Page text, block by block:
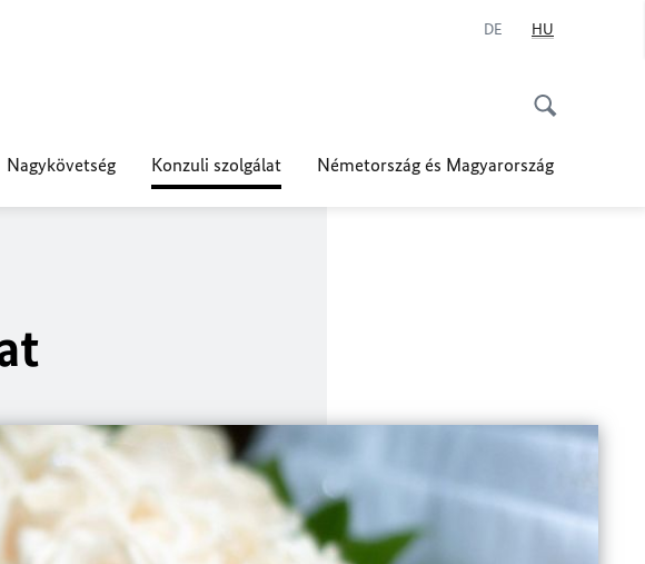
DE HU
Nagykövetség Konzuli szolgálat Németország és Magyarország